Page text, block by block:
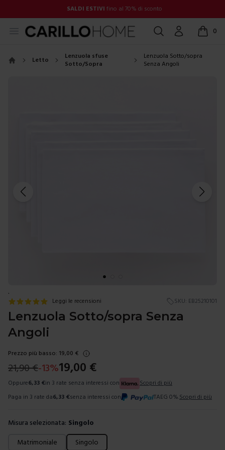
SALDI ESTIVI fino al 70% di sconto
Open menu Cerca Account 0
items
Letto
Lenzuola sfuse
Sotto/Sopra
Lenzuola Sotto/sopra
Senza Angoli
.
Leggi le recensioni SKU: EB25210101
Lenzuola Sotto/sopra Senza
Angoli
Prezzo più basso: 19,00 €
21,90€-13%19,00 €
Oppure6,33 €in 3 rate senza interessi con
Scopri di più
Paga in 3 rate da6,33 €senza interessi con TAEG 0%. Scopri di più
Misura selezionata: Singolo
Scegli una misura
Matrimoniale Singolo